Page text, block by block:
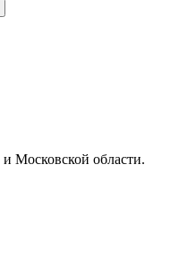
Московской области.